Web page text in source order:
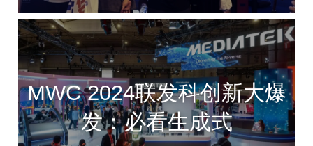
MWC 2024联发科创新大爆
发：必看生成式